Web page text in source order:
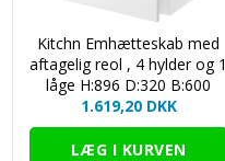
Kitchn Emhætteskab med
aftagelig reol , 4 hylder og 1
låge H:896 D:320 B:600
1.619,20 DKK